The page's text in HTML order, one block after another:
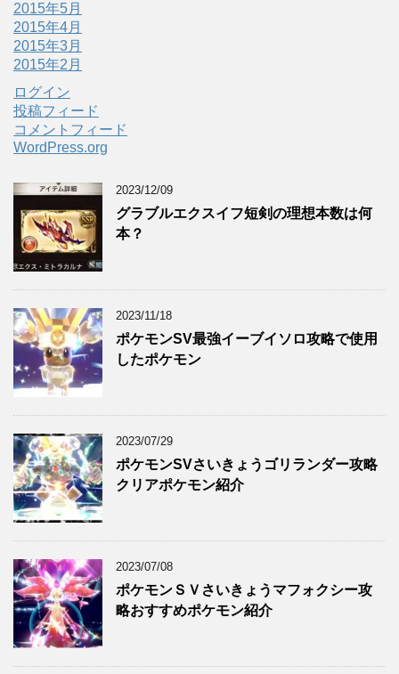
2015年5月
2015年4月
2015年3月
2015年2月
ログイン
投稿フィード
コメントフィード
WordPress.org
2023/12/09
グラブルエクスイフ短剣の理想本数は何
本？
2023/11/18
ポケモンSV最強イーブイソロ攻略で使用
したポケモン
2023/07/29
ポケモンSVさいきょうゴリランダー攻略
クリアポケモン紹介
2023/07/08
ポケモンＳＶさいきょうマフォクシー攻
略おすすめポケモン紹介